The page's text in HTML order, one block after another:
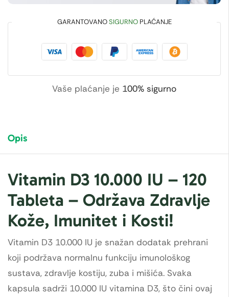
GARANTOVANOSIGURNOPLAĆANJE
Vaše plaćanje je 100% sigurno
Opis
Vitamin D3 10.000 IU – 120
Tableta – Održava Zdravlje
Kože, Imunitet i Kosti!
Vitamin D3 10.000 IU je snažan dodatak prehrani
koji podržava normalnu funkciju imunološkog
sustava, zdravlje kostiju, zuba i mišića. Svaka
kapsula sadrži 10.000 IU vitamina D3, što čini ovaj